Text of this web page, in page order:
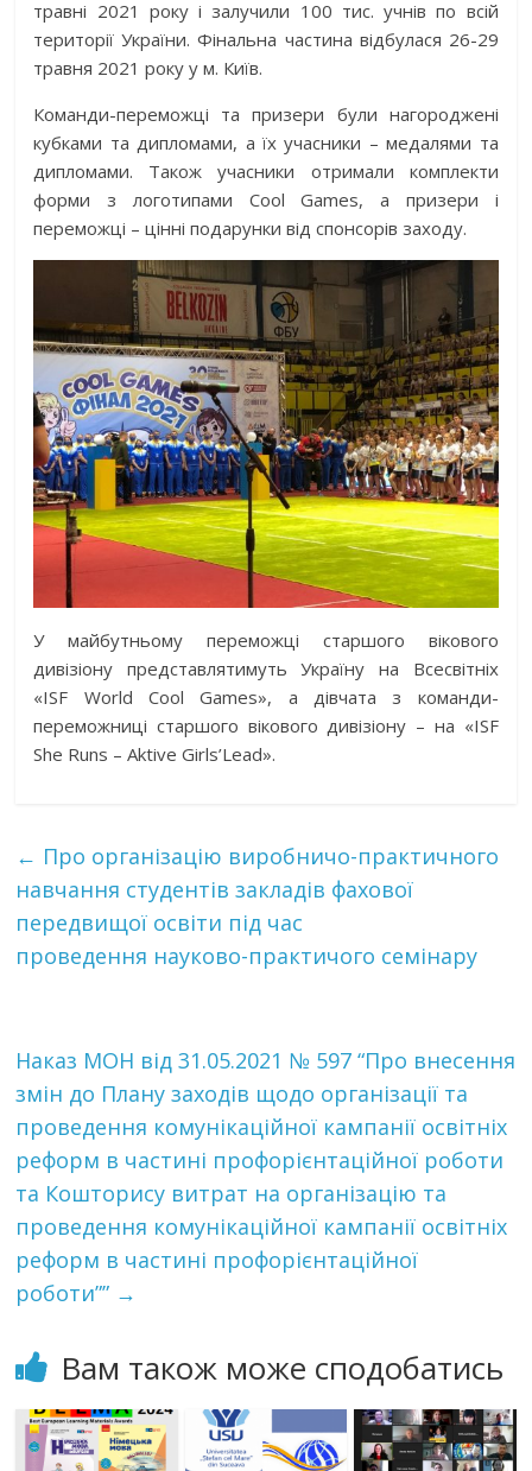
травні 2021 року і залучили 100 тис. учнів по всій
території України. Фінальна частина відбулася 26-29
травня 2021 року у м. Київ.
Команди-переможці та призери були нагороджені
кубками та дипломами, а їх учасники – медалями та
дипломами. Також учасники отримали комплекти
форми з логотипами Cool Games, а призери і
переможці – цінні подарунки від спонсорів заходу.
У майбутньому переможці старшого вікового
дивізіону представлятимуть Україну на Всесвітніх
«ISF World Cool Games», а дівчата з команди-
переможниці старшого вікового дивізіону – на «ISF
She Runs – Aktive Girls’Lead».
← Про організацію виробничо-практичного
навчання студентів закладів фахової
передвищої освіти під час
проведення науково-практичого семінару
Наказ МОН від 31.05.2021 № 597 “Про внесення
змін до Плану заходів щодо організації та
проведення комунікаційної кампанії освітніх
реформ в частині профорієнтаційної роботи
та Кошторису витрат на організацію та
проведення комунікаційної кампанії освітніх
реформ в частині профорієнтаційної
роботи”” →
Вам також може сподобатись